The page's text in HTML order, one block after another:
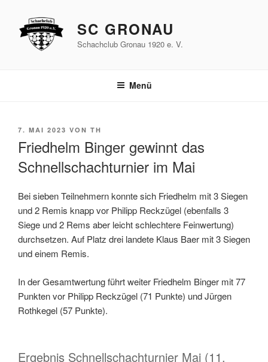
springen
SC GRONAU
Schachclub Gronau 1920 e. V.
Menü
VERÖFFENTLICHT
7. MAI 2023 VON TH
Friedhelm Binger gewinnt das
Schnellschachturnier im Mai
Bei sieben Teilnehmern konnte sich Friedhelm mit 3 Siegen
und 2 Remis knapp vor Philipp Reckzügel (ebenfalls 3
Siege und 2 Rems aber leicht schlechtere Feinwertung)
durchsetzen. Auf Platz drei landete Klaus Baer mit 3 Siegen
und einem Remis.
In der Gesamtwertung führt weiter Friedhelm Binger mit 77
Punkten vor Philipp Reckzügel (71 Punkte) und Jürgen
Rothkegel (57 Punkte).
Ergebnis Schnellschachturnier Mai (11.